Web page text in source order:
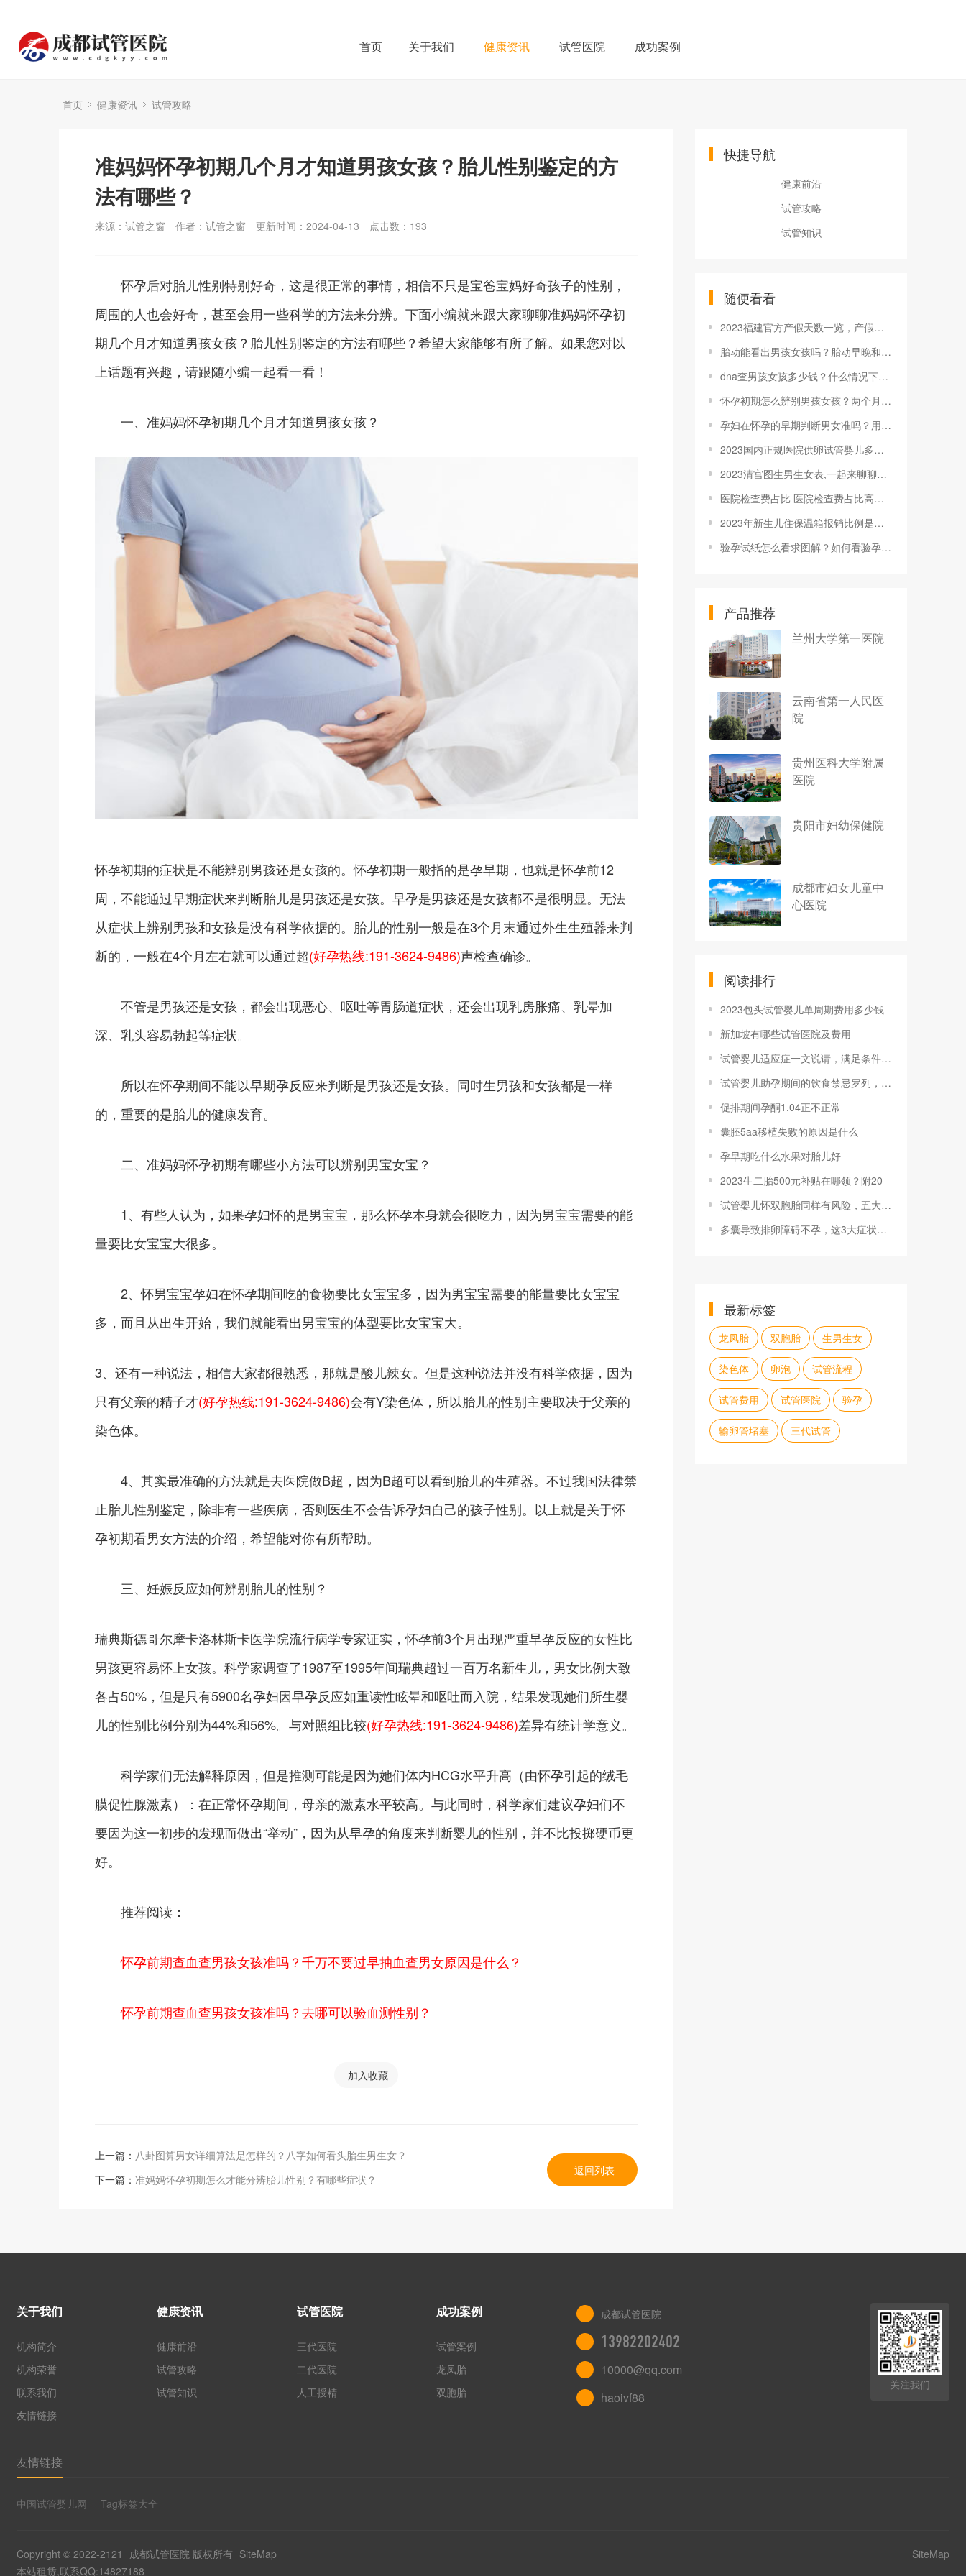
首页 关于我们 健康资讯 试管医院 成功案例
首页 健康资讯 试管攻略
准妈妈怀孕初期几个月才知道男孩女孩？胎儿性别鉴定的方
法有哪些？
来源：试管之窗 作者：试管之窗 更新时间：2024-04-13 点击数： 193
怀孕后对胎儿性别特别好奇，这是很正常的事情，相信不只是宝爸宝妈好奇孩子的性别，
周围的人也会好奇，甚至会用一些科学的方法来分辨。下面小编就来跟大家聊聊准妈妈怀孕初
期几个月才知道男孩女孩？胎儿性别鉴定的方法有哪些？希望大家能够有所了解。如果您对以
上话题有兴趣，请跟随小编一起看一看！
一、准妈妈怀孕初期几个月才知道男孩女孩？
怀孕初期的症状是不能辨别男孩还是女孩的。怀孕初期一般指的是孕早期，也就是怀孕前12
周，不能通过早期症状来判断胎儿是男孩还是女孩。早孕是男孩还是女孩都不是很明显。无法
从症状上辨别男孩和女孩是没有科学依据的。胎儿的性别一般是在3个月末通过外生生殖器来判
断的，一般在4个月左右就可以通过超(好孕热线:191-3624-9486)声检查确诊。
不管是男孩还是女孩，都会出现恶心、呕吐等胃肠道症状，还会出现乳房胀痛、乳晕加
深、乳头容易勃起等症状。
所以在怀孕期间不能以早期孕反应来判断是男孩还是女孩。同时生男孩和女孩都是一样
的，重要的是胎儿的健康发育。
二、准妈妈怀孕初期有哪些小方法可以辨别男宝女宝？
1、有些人认为，如果孕妇怀的是男宝宝，那么怀孕本身就会很吃力，因为男宝宝需要的能
量要比女宝宝大很多。
2、怀男宝宝孕妇在怀孕期间吃的食物要比女宝宝多，因为男宝宝需要的能量要比女宝宝
多，而且从出生开始，我们就能看出男宝宝的体型要比女宝宝大。
3、还有一种说法，相信大家都很熟悉，那就是酸儿辣女。但是这种说法并没有科学依据，因为
只有父亲的精子才(好孕热线:191-3624-9486)会有Y染色体，所以胎儿的性别主要取决于父亲的
染色体。
4、其实最准确的方法就是去医院做B超，因为B超可以看到胎儿的生殖器。不过我国法律禁
止胎儿性别鉴定，除非有一些疾病，否则医生不会告诉孕妇自己的孩子性别。以上就是关于怀
孕初期看男女方法的介绍，希望能对你有所帮助。
三、妊娠反应如何辨别胎儿的性别？
瑞典斯德哥尔摩卡洛林斯卡医学院流行病学专家证实，怀孕前3个月出现严重早孕反应的女性比
男孩更容易怀上女孩。科学家调查了1987至1995年间瑞典超过一百万名新生儿，男女比例大致
各占50%，但是只有5900名孕妇因早孕反应如重读性眩晕和呕吐而入院，结果发现她们所生婴
儿的性别比例分别为44%和56%。与对照组比较(好孕热线:191-3624-9486)差异有统计学意义。
科学家们无法解释原因，但是推测可能是因为她们体内HCG水平升高（由怀孕引起的绒毛
膜促性腺激素）：在正常怀孕期间，母亲的激素水平较高。与此同时，科学家们建议孕妇们不
要因为这一初步的发现而做出“举动”，因为从早孕的角度来判断婴儿的性别，并不比投掷硬币更
好。
推荐阅读：
怀孕前期查血查男孩女孩准吗？千万不要过早抽血查男女原因是什么？
怀孕前期查血查男孩女孩准吗？去哪可以验血测性别？
加入收藏
上一篇： 八卦图算男女详细算法是怎样的？八字如何看头胎生男生女？
下一篇： 准妈妈怀孕初期怎么才能分辨胎儿性别？有哪些症状？
返回列表
快捷导航
健康前沿
试管攻略
试管知识
随便看看
2023福建官方产假天数一览，产假延长工资照发
胎动能看出男孩女孩吗？胎动早晚和胎儿性别有关吗？
dna查男孩女孩多少钱？什么情况下需要在怀孕前做dna检查
怀孕初期怎么辨别男孩女孩？两个月怎么辨别男孩女孩最准确？
孕妇在怀孕的早期判断男女准吗？用什么方法来确定性别？
2023国内正规医院供卵试管婴儿多少钱
2023清宫图生男生女表,一起来聊聊男生男女的事儿
医院检查费占比 医院检查费占比高原因分析
2023年新生儿住保温箱报销比例是百分之几？
验孕试纸怎么看求图解？如何看验孕试纸？
产品推荐
兰州大学第一医院
云南省第一人民医
院
贵州医科大学附属
医院
贵阳市妇幼保健院
成都市妇女儿童中
心医院
阅读排行
2023包头试管婴儿单周期费用多少钱
新加坡有哪些试管医院及费用
试管婴儿适应症一文说请，满足条件者均可申
试管婴儿助孕期间的饮食禁忌罗列，可否喝咖
促排期间孕酮1.04正不正常
囊胚5aa移植失败的原因是什么
孕早期吃什么水果对胎儿好
2023生二胎500元补贴在哪领？附20
试管婴儿怀双胞胎同样有风险，五大危害已罗
多囊导致排卵障碍不孕，这3大症状可判断
最新标签
龙凤胎 双胞胎 生男生女
染色体 卵泡 试管流程
试管费用 试管医院 验孕
输卵管堵塞 三代试管
关于我们
机构简介
机构荣誉
联系我们
友情链接
健康资讯
健康前沿
试管攻略
试管知识
试管医院
三代医院
二代医院
人工授精
成功案例
试管案例
龙凤胎
双胞胎
成都试管医院
13982202402
10000@qq.com
haoivf88
关注我们
友情链接
中国试管婴儿网 Tag标签大全
Copyright © 2022-2121 成都试管医院 版权所有 SiteMap
本站租赁,联系QQ:14827188
SiteMap